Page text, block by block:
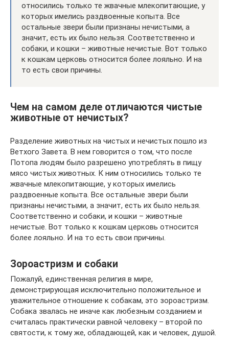
относились только те жвачные млекопитающие, у
которых имелись раздвоенные копыта. Все
остальные звери были признаны нечистыми, а
значит, есть их было нельзя. Соответственно и
собаки, и кошки – животные нечистые. Вот только
к кошкам церковь относится более лояльно. И на
то есть свои причины.
Чем на самом деле отличаются чистые
животные от нечистых?
Разделение животных на чистых и нечистых пошло из
Ветхого Завета. В нем говорится о том, что после
Потопа людям было разрешено употреблять в пищу
мясо чистых животных. К ним относились только те
жвачные млекопитающие, у которых имелись
раздвоенные копыта. Все остальные звери были
признаны нечистыми, а значит, есть их было нельзя.
Соответственно и собаки, и кошки – животные
нечистые. Вот только к кошкам церковь относится
более лояльно. И на то есть свои причины.
Зороастризм и собаки
Пожалуй, единственная религия в мире,
демонстрирующая исключительно положительное и
уважительное отношение к собакам, это зороастризм.
Собака звалась не иначе как любезным созданием и
считалась практически равной человеку – второй по
святости, к тому же, обладающей, как и человек, душой.